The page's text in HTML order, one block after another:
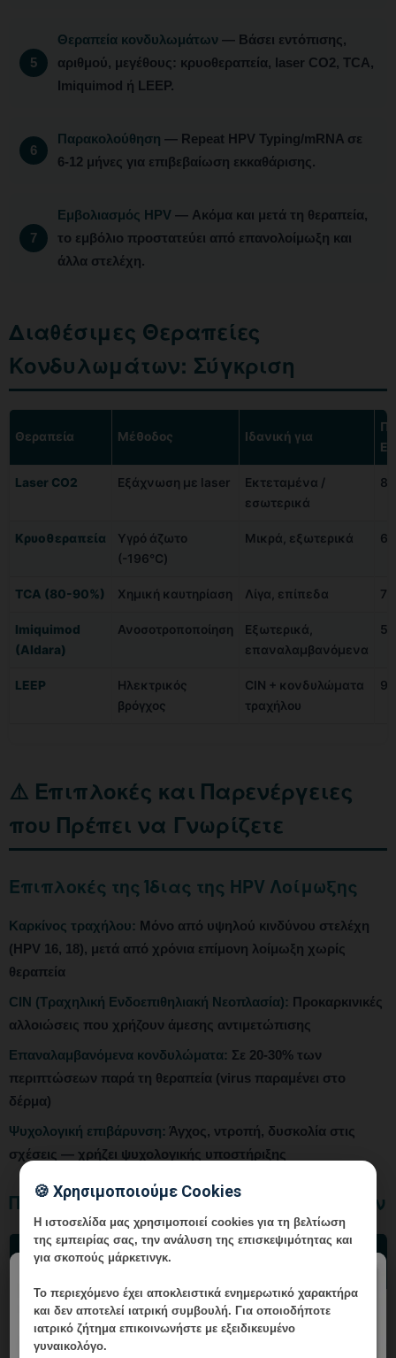
Θεραπεία κονδυλωμάτων — Βάσει εντόπισης,
αριθμού, μεγέθους: κρυοθεραπεία, laser CO2, TCA,
Imiquimod ή LEEP.
Παρακολούθηση — Repeat HPV Typing/mRNA σε
6-12 μήνες για επιβεβαίωση εκκαθάρισης.
Εμβολιασμός HPV — Ακόμα και μετά τη θεραπεία,
το εμβόλιο προστατεύει από επανολοίμωξη και
άλλα στελέχη.
Διαθέσιμες Θεραπείες
Κονδυλωμάτων: Σύγκριση
Θεραπεία Μέθοδος Ιδανική για
Laser CO2 Εξάχνωση με laser
Εκτεταμένα /
εσωτερικά
Κρυοθεραπεία
Υγρό άζωτο
(-196°C)
Μικρά, εξωτερικά
TCA (80-90%) Χημική καυτηρίαση Λίγα, επίπεδα
Imiquimod
(Aldara)
Ανοσοτροποποίηση
Εξωτερικά,
επαναλαμβανόμενα
LEEP
Ηλεκτρικός
βρόγχος
CIN + κονδυλώματα
τραχήλου
⚠️ Επιπλοκές και Παρενέργειες
που Πρέπει να Γνωρίζετε
Επιπλοκές της Ίδιας της HPV Λοίμωξης
Καρκίνος τραχήλου: Μόνο από υψηλού κινδύνου στελέχη
(HPV 16, 18), μετά από χρόνια επίμονη λοίμωξη χωρίς
θεραπεία
CIN (Τραχηλική Ενδοεπιθηλιακή Νεοπλασία): Προκαρκινικές
αλλοιώσεις που χρήζουν άμεσης αντιμετώπισης
Επαναλαμβανόμενα κονδυλώματα: Σε 20-30% των
περιπτώσεων παρά τη θεραπεία (virus παραμένει στο
δέρμα)
Ψυχολογική επιβάρυνση: Άγχος, ντροπή, δυσκολία στις
σχέσεις — χρήζει ψυχολογικής υποστήριξης
Παρενέργειες Θεραπειών Κονδυλωμάτων
Θεραπεία
Συνηθισμένες
Laser CO2
Πόνος, οίδημα,
εκκρίσεις 1-2 εβδ.
Ουλή, δυσχρωμία
🍪 Χρησιμοποιούμε Cookies
Η ιστοσελίδα μας χρησιμοποιεί cookies για τη βελτίωση
της εμπειρίας σας, την ανάλυση της επισκεψιμότητας και
για σκοπούς μάρκετινγκ.
Το περιεχόμενο έχειαποκλειστικά ενημερωτικό χαρακτήρα
και δεν αποτελεί ιατρική συμβουλή. Για οποιοδήποτε
ιατρικό ζήτημα επικοινωνήστε με εξειδικευμένο
γυναικολόγο.